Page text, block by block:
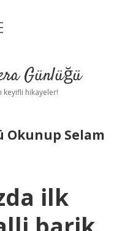
Günlüğü
keyifli hikayeler!
Okunup Selam
ilk